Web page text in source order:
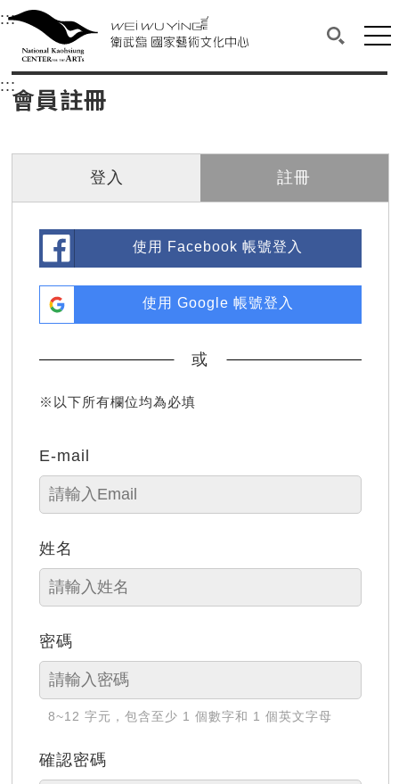
衛武營國家藝術文化中心
中央內容區塊，為本頁主要內容區。
:::選單連結區塊，此區塊列有本網站主要連結。
衛武營國家藝術文化中心
搜尋(開
網
::: 中央內容區塊，為本頁主要內容區。
會員註冊
登入 註冊
使用 Facebook 帳號登入
使用 Google 帳號登入
或
※以下所有欄位均為必填
E-mail
姓名
密碼
8~12 字元，包含至少 1 個數字和 1 個英文字母
確認密碼